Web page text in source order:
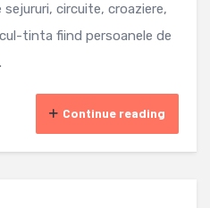
circuite, croaziere,
tinta fiind persoanele de
Continue reading